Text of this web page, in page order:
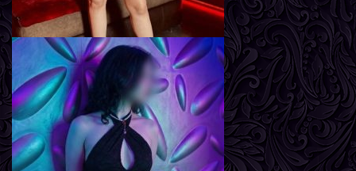
Вика
Возраст 26
Рост
162 см
Вес
57 кг